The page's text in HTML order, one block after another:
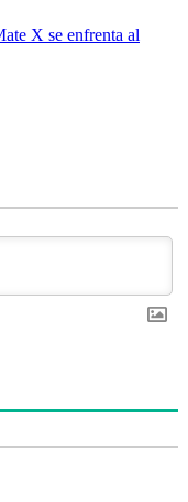
X se enfrenta al